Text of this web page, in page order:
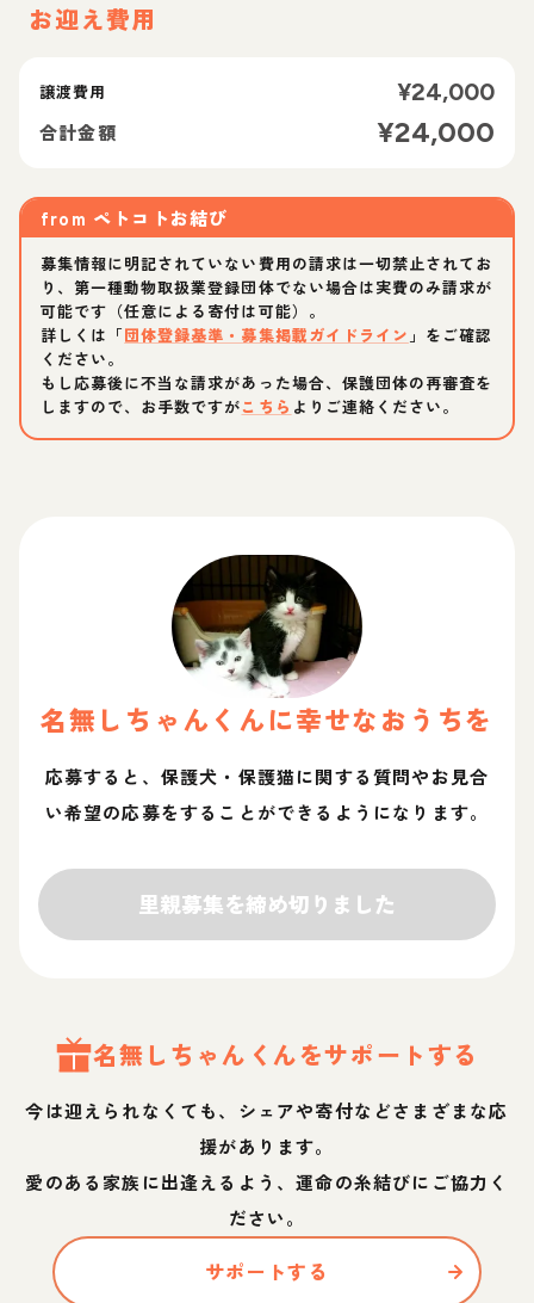
お迎え費用
譲渡費用 ¥24,000
合計金額 ¥24,000
from ペトコトお結び
募集情報に明記されていない費用の請求は一切禁止されてお
り、第一種動物取扱業登録団体でない場合は実費のみ請求が
可能です（任意による寄付は可能）。
詳しくは「団体登録基準・募集掲載ガイドライン 」をご確認
ください。
もし応募後に不当な請求があった場合、保護団体の再審査を
しますので、お手数ですがこちら よりご連絡ください。
名無しちゃん くんに幸せなおうちを
応募すると、保護犬・保護猫に関する質問やお見合
い希望の応募をすることができるようになります。
里親募集を締め切りました
名無しちゃん くんをサポートする
今は迎えられなくても、シェアや寄付などさまざまな応
援があります。
愛のある家族に出逢えるよう、運命の糸結びにご協力く
ださい。
サポートする